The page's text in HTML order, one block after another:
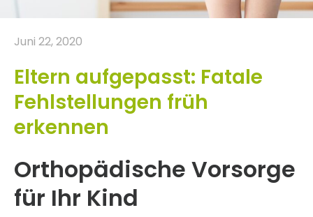
Juni 22, 2020
Eltern aufgepasst: Fatale
Fehlstellungen früh
erkennen
Orthopädische Vorsorge
für Ihr Kind